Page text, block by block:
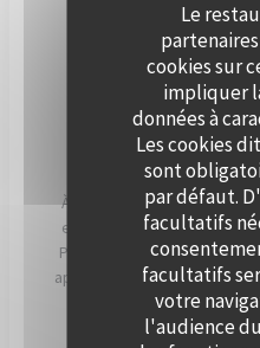
Le
cookies sur
impliquer
données à
Les cookies
sont
par défaut.
facultatifs
facultatifs
votre
l'audience
DÈS
VOTRE
SEINE, À
À Levallois-Perret, Polpo
expérience unique sur sa
Profitez d’une vue
apaisant, sublimé par les